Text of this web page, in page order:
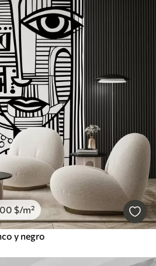
$/m²
y negro